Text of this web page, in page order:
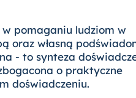
pomaganiu ludziom w
oraz własną
- to synteza
o praktyczne
doświadczeniu.